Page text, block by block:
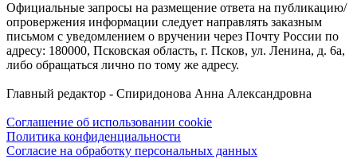
Официальные запросы на размещение ответа на публикацию/
опровержения информации следует направлять заказным
письмом с уведомлением о вручении через Почту России по
адресу: 180000, Псковская область, г. Псков, ул. Ленина, д. 6а,
либо обращаться лично по тому же адресу.
Главный редактор - Спиридонова Анна Александровна
Соглашение об использовании cookie
Политика конфиденциальности
Согласие на обработку персональных данных